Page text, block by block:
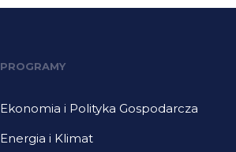
PROGRAMY
Ekonomia i Polityka Gospodarcza
Energia i Klimat